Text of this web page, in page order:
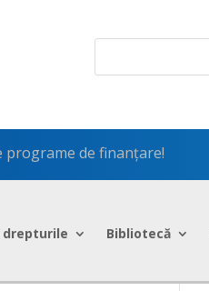
de finanțare!
drepturile Bibliotecă